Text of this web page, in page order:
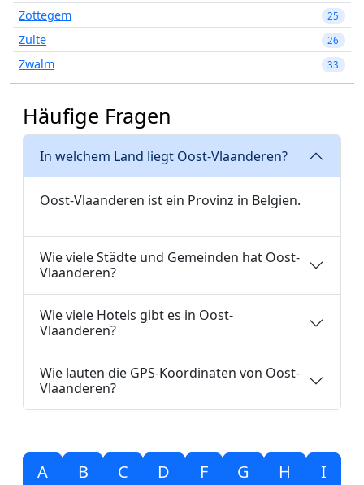
Zottegem 25
Zulte 26
Zwalm 33
Häufige Fragen
In welchem Land liegt Oost-Vlaanderen?
Oost-Vlaanderen ist ein Provinz in Belgien.
Wie viele Städte und Gemeinden hat Oost-
Vlaanderen?
Wie viele Hotels gibt es in Oost-
Vlaanderen?
Wie lauten die GPS-Koordinaten von Oost-
Vlaanderen?
A B C D F G H I